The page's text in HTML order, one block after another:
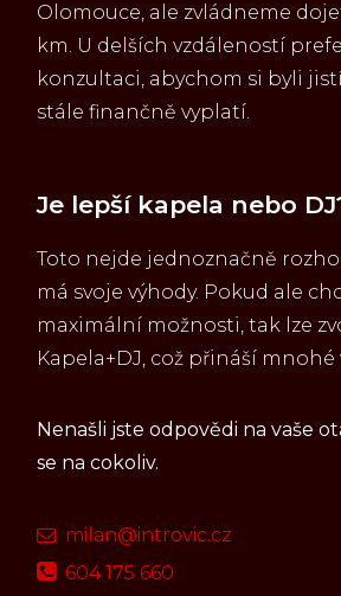
Olomouce, ale zvládneme
km. U delších vzdáleností
konzultaci, abychom si byli
stále finančně vyplatí.
Je lepší kapela nebo
Toto nejde jednoznačně
má svoje výhody. Pokud ale
maximální možnosti, tak lze
Kapela+DJ, což přináší mnohé
Nenašli jste odpovědi na vaše
se na cokoliv.
milan@introvic.cz
604 175 660